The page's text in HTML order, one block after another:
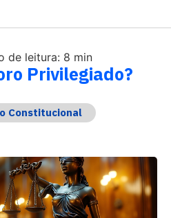
de leitura: 8 min
Privilegiado?
Constitucional